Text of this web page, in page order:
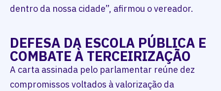
dentro da nossa cidade”, afirmou o vereador.
DEFESA DA ESCOLA PÚBLICA E
COMBATE À TERCEIRIZAÇÃO
A carta assinada pelo parlamentar reúne dez
compromissos voltados à valorização da